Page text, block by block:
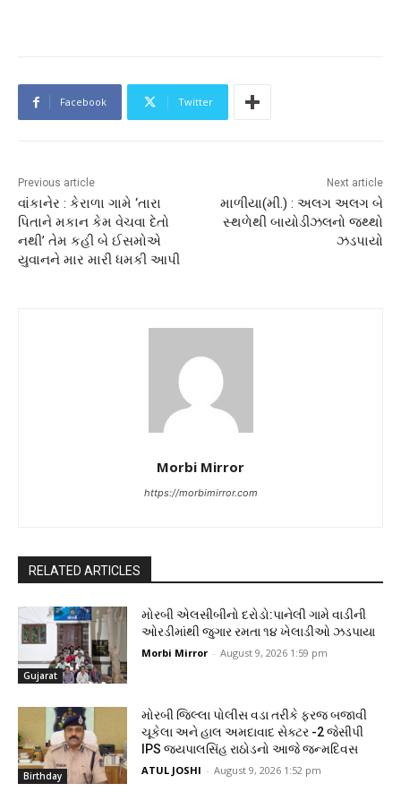
Facebook Twitter
Previous article
વાંકાનેર : કેરાળા ગામે ‘તારા
પિતાને મકાન કેમ વેચવા દેતો
નથી’ તેમ કહી બે ઈસમોએ
યુવાનને માર મારી ધમકી આપી
Next article
માળીયા(મી.) : અલગ અલગ બે
સ્થળેથી બાયોડીઝલનો જથ્થો
ઝડપાયો
Morbi Mirror
https://morbimirror.com
RELATED ARTICLES
Gujarat
મોરબી એલસીબીનો દરોડો:પાનેલી ગામે વાડીની
ઓરડીમાંથી જુગાર રમતા ૧૪ ખેલાડીઓ ઝડપાયા
Morbi Mirror - August 9, 2026 1:59 pm
Birthday
મોરબી જિલ્લા પોલીસ વડા તરીકે ફરજ બજાવી
ચૂકેલા અને હાલ અમદાવાદ સેક્ટર -2 જેસીપી
IPS જયપાલસિંહ રાઠોડનો આજે જન્મદિવસ
ATUL JOSHI - August 9, 2026 1:52 pm